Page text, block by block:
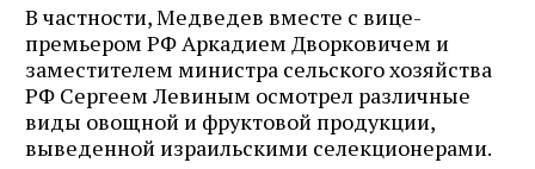
В частности, Медведев вместе с вице-
премьером РФ Аркадием Дворковичем и
заместителем министра сельского хозяйства
РФ Сергеем Левиным осмотрел различные
виды овощной и фруктовой продукции,
выведенной израильскими селекционерами.